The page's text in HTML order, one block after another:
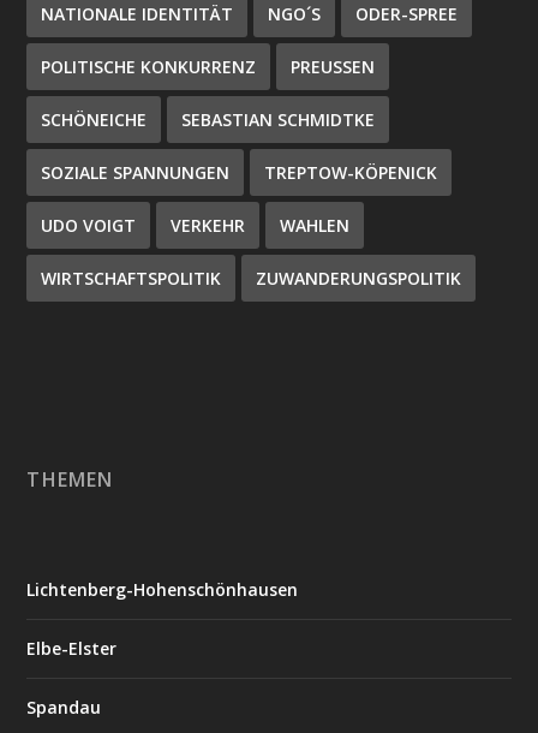
NATIONALE IDENTITÄT NGO´S ODER-SPREE
POLITISCHE KONKURRENZ PREUSSEN
SCHÖNEICHE SEBASTIAN SCHMIDTKE
SOZIALE SPANNUNGEN TREPTOW-KÖPENICK
UDO VOIGT VERKEHR WAHLEN
WIRTSCHAFTSPOLITIK ZUWANDERUNGSPOLITIK
THEMEN
Lichtenberg-Hohenschönhausen
Elbe-Elster
Spandau